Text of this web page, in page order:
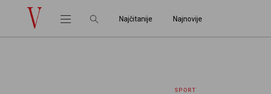
Najčitanije Najnovije
SPORT